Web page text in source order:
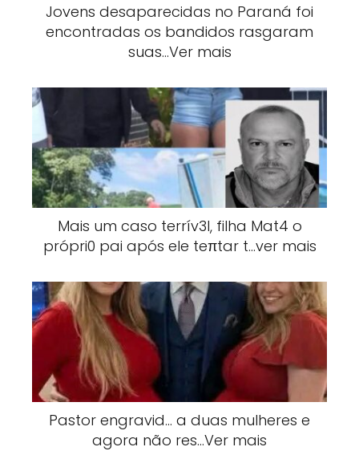
Jovens desaparecidas no Paraná foi
encontradas os bandidos rasgaram
suas…Ver mais
Mais um caso terrív3l, filha Mat4 o
própri0 pai após ele teπtar t…ver mais
Pastor engravid… a duas mulheres e
agora não res…Ver mais